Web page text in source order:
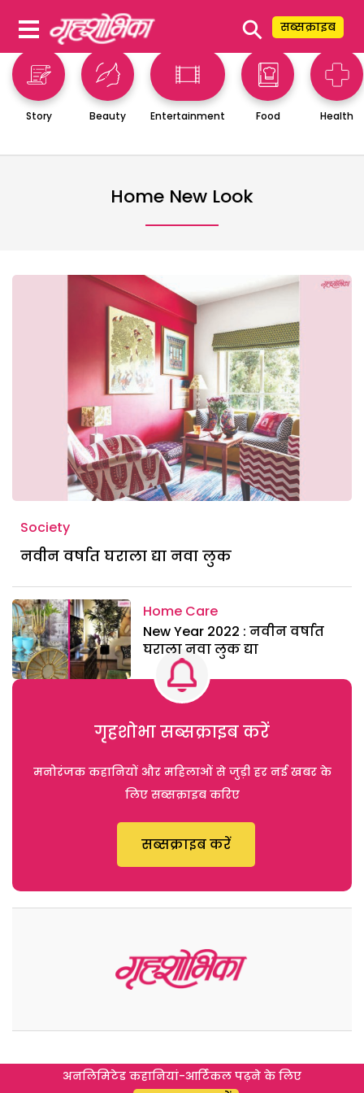
⚲ सब्सक्राइब
Story Beauty Entertainment Food Health
Home New Look
Society
नवीन वर्षात घराला द्या नवा लुक
Home Care
New Year 2022 : नवीन वर्षात
घराला नवा लुक द्या
गृहशोभा सब्सक्राइब करें
मनोरंजक कहानियों और महिलाओं से जुड़ी हर नई खबर के
लिए सब्सक्राइब करिए
सब्सक्राइब करें
अनलिमिटेड कहानियां-आर्टिकल पढ़ने के लिए